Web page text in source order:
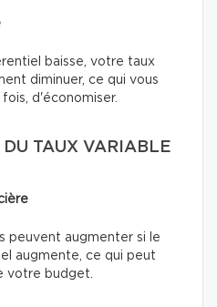
baisse, votre taux
diminuer, ce qui vous
d'économiser.
TAUX VARIABLE
peuvent augmenter si le
augmente, ce qui peut
votre budget.